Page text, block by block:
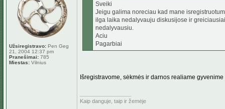
Užsiregistravo: Pen Geg
21, 2004 12:37 pm
Pranešimai: 785
Miestas: Vilnius
Sveiki
Jeigu galima noreciau kad mane
ilga laika nedalyvauju diskusijose ir
nedalyvausiu.
Aciu
Pagarbiai
Išregistravome, sėkmės ir darnos realiame gyvenime
Kaip danguje, taip ir žemėje